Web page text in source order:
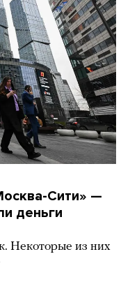
Сити» —
деньги
Некоторые из них